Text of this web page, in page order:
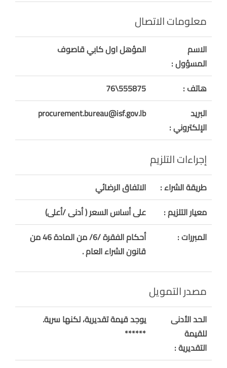
معلومات الاتصال
الاسم
المسؤول :
المؤهل اول كابي قاصوف
هاتف :
555875\76
البريد
الإلكتروني :
procurement.bureau@isf.gov.lb
إجراءات التلزيم
طريقة الشراء :
الاتفاق الرضائي
معيار التلزيم :
على أساس السعر ( أدنى /أعلى)
المبررات :
أحكام الفقرة /6/ من المادة 46 من
قانون الشراء العام .
مصدر التمويل
الحد الأدنى
للقيمة
التقديرية :
يوجد قيمة تقديرية، لكنها سرية.
******